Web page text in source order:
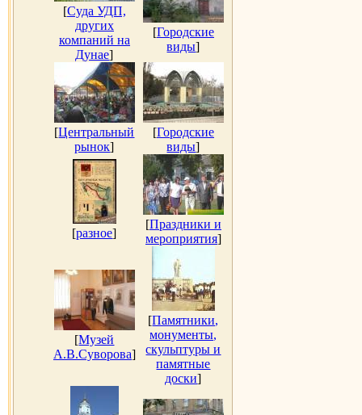
[Суда УДП,
других
компаний на
Дунае]
[Городские
виды]
[Центральный
рынок]
[Городские
виды]
[разное]
[Праздники и
мероприятия]
[Музей
А.В.Суворова]
[Памятники,
монументы,
скульптуры и
памятные
доски]